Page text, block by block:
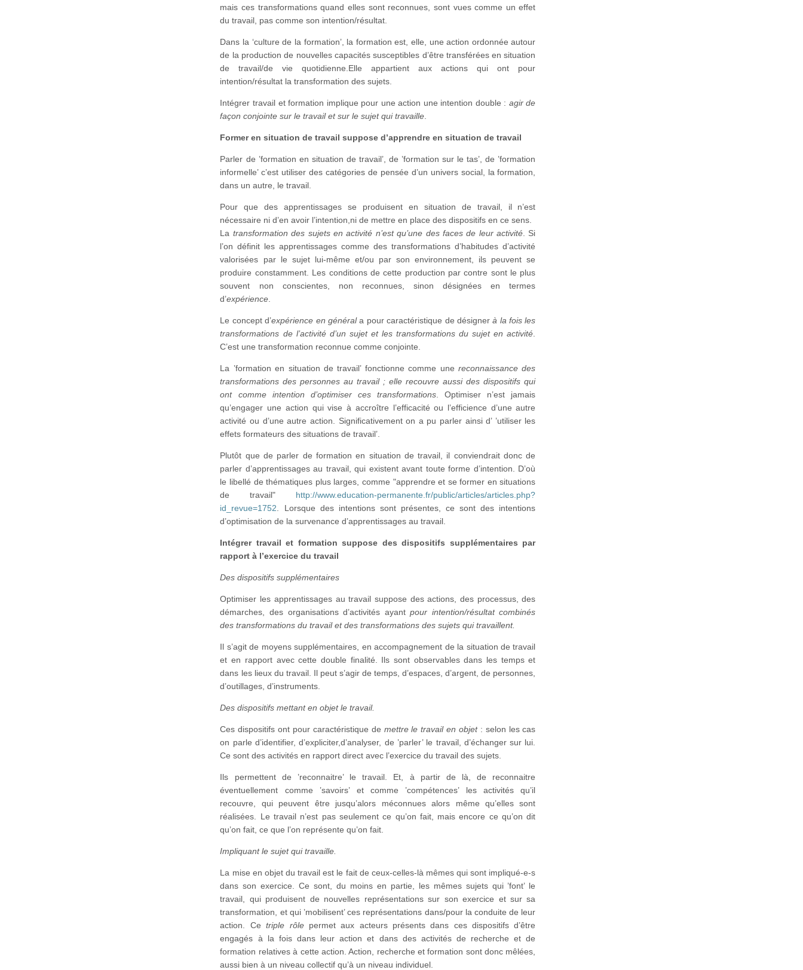
mais ces transformations quand elles sont reconnues, sont vues comme un effet
du travail, pas comme son intention/résultat.
Dans la ‘culture de la formation’, la formation est, elle, une action ordonnée autour
de la production de nouvelles capacités susceptibles d’être transférées en situation
de travail/de vie quotidienne.Elle appartient aux actions qui ont pour
intention/résultat la transformation des sujets.
Intégrer travail et formation implique pour une action une intention double : agir de
façon conjointe sur le travail et sur le sujet qui travaille
Former en situation de travail suppose d’apprendre en situation de travail
Parler de ’formation en situation de travail’, de ’formation sur le tas’, de ’formation
informelle’ c’est utiliser des catégories de pensée d’un univers social, la formation,
dans un autre, le travail.
Pour que des apprentissages se produisent en situation de travail, il n’est
nécessaire ni d’en avoir l’intention,ni de mettre en place des dispositifs en ce sens.
La transformation des sujets en activité n’est qu’une des faces de leur activité . Si
l’on définit les apprentissages comme des transformations d’habitudes d’activité
valorisées par le sujet lui-même et/ou par son environnement, ils peuvent se
produire constamment. Les conditions de cette production par contre sont le plus
souvent non conscientes, non reconnues, sinon désignées en termes
d’expérience
Le concept d’expérience en générala pour caractéristique de désignerà la fois les
transformations de l’activité d’un sujet et les transformations du sujet en activité
C’est une transformation reconnue comme conjointe.
La ’formation en situation de travail’ fonctionne comme unereconnaissance des
transformations des personnes au travail ; elle recouvre aussi des dispositifs qui
ont comme intention d’optimiser ces transformations . Optimiser n’est jamais
qu’engager une action qui vise à accroître l’efficacité ou l’efficience d’une autre
activité ou d’une autre action. Significativement on a pu parler ainsi d’ ’utiliser les
effets formateurs des situations de travail’.
Plutôt que de parler de formation en situation de travail, il conviendrait donc de
parler d’apprentissages au travail, qui existent avant toute forme d’intention. D’où
le libellé de thématiques plus larges, comme "apprendre et se former en situations
de travail" http://www.education-permanente.fr/public/articles/articles.php?
id_revue=1752 . Lorsque des intentions sont présentes, ce sont des intentions
d’optimisation de la survenance d’apprentissages au travail.
Intégrer travail et formation suppose des dispositifs supplémentaires par
rapport à l’exercice du travail
Des dispositifs supplémentaires
Optimiser les apprentissages au travail suppose des actions, des processus, des
démarches, des organisations d’activités ayantpour intention/résultat combinés
des transformations du travail et des transformations des sujets qui travaillent.
Il s’agit de moyens supplémentaires, en accompagnement de la situation de travail
et en rapport avec cette double finalité. Ils sont observables dans les temps et
dans les lieux du travail. Il peut s’agir de temps, d’espaces, d’argent, de personnes,
d’outillages, d’instruments.
Des dispositifs mettant en objet le travail.
Ces dispositifs ont pour caractéristique de mettre le travail en objet: selon les cas
on parle d’identifier, d’expliciter,d’analyser, de ’parler’ le travail, d’échanger sur lui.
Ce sont des activités en rapport direct avec l’exercice du travail des sujets.
Ils permettent de ’reconnaitre’ le travail. Et, à partir de là, de reconnaitre
éventuellement comme ’savoirs’ et comme ’compétences’ les activités qu’il
recouvre, qui peuvent être jusqu’alors méconnues alors même qu’elles sont
réalisées. Le travail n’est pas seulement ce qu’on fait, mais encore ce qu’on dit
qu’on fait, ce que l’on représente qu’on fait.
Impliquant le sujet qui travaille.
La mise en objet du travail est le fait de ceux-celles-là mêmes qui sont impliqué-e-s
dans son exercice. Ce sont, du moins en partie, les mêmes sujets qui ’font’ le
travail, qui produisent de nouvelles représentations sur son exercice et sur sa
transformation, et qui ’mobilisent’ ces représentations dans/pour la conduite de leur
action. Cetriple rôlepermet aux acteurs présents dans ces dispositifs d’être
engagés à la fois dans leur action et dans des activités de recherche et de
formation relatives à cette action. Action, recherche et formation sont donc mêlées,
aussi bien à un niveau collectif qu’à un niveau individuel.